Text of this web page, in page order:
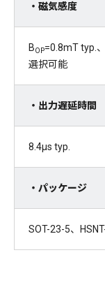
・磁気感度
BOP=0.8mT typ.
選択可能
・出力遅延時間
8.4µs typ.
・パッケージ
SOT-23-5、